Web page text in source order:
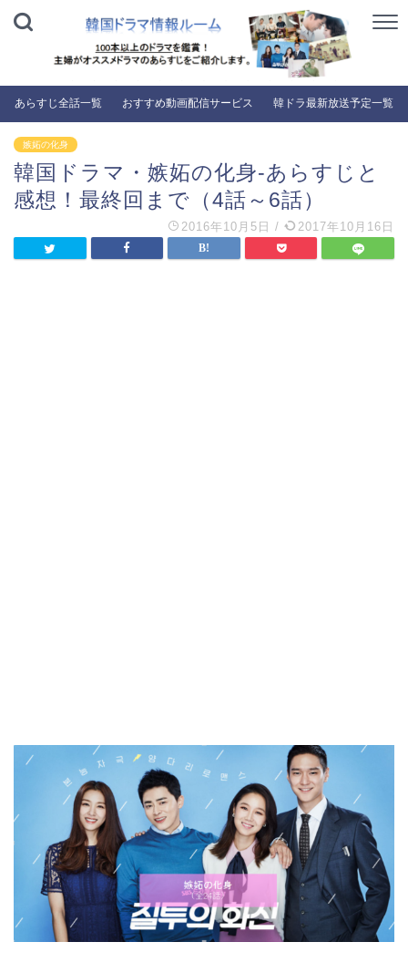
あらすじ全話一覧 おすすめ動画配信サービス 韓ドラ最新放送予定一覧
嫉妬の化身
韓国ドラマ・嫉妬の化身-あらすじと
感想！最終回まで（4話～6話）
2016年10月5日 / 2017年10月16日